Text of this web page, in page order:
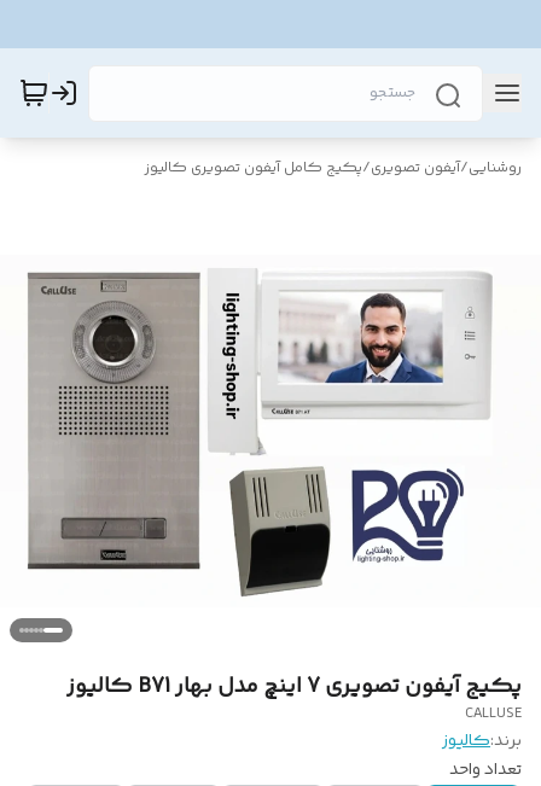
روشنایی/آیفون تصویری/پکیج کامل آیفون تصویری کالیوز
پکیج آیفون تصویری 7 اینچ مدل بهار B71 کالیوز
CALLUSE
برند:کالیوز
تعداد واحد